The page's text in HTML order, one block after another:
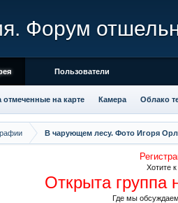
В чарующем лесу. Фото Игоря
Хотите
Открыта группа
Где мы
Форум
отмеченные на карте Камера Облако
Пользователи